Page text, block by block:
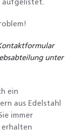
aufgelistet.
unter
ein
aus Edelstahl
immer
erhalten